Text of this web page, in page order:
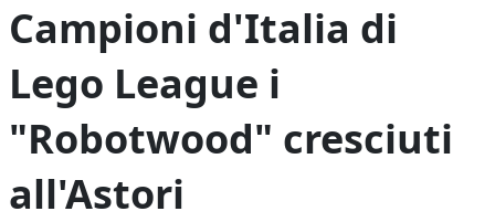
Campioni d'Italia di
Lego League i
"Robotwood" cresciuti
all'Astori